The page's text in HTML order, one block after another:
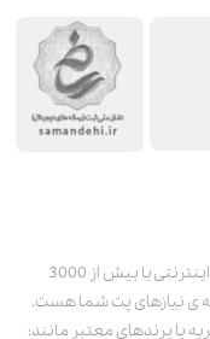
پت استور به عنوان یکی از قدیمی‌ترین پت شاپ های اینترنتی با بیش از 3000
ی نیازهای پت شما هست.
با برندهای معتبر مانند: